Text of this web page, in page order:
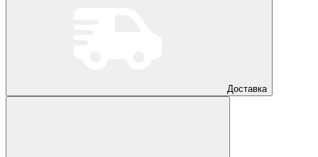
Доставка